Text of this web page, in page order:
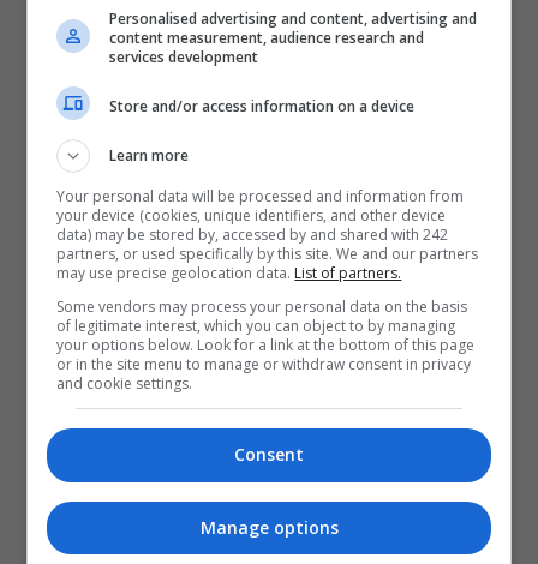
Personalised advertising and content, advertising and
content measurement, audience research and
services development
Store and/or access information on a device
Learn more
Your personal data will be processed and information from
your device (cookies, unique identifiers, and other device
data) may be stored by, accessed by and shared with 242
partners, or used specifically by this site. We and our partners
may use precise geolocation data. List of partners.
Some vendors may process your personal data on the basis
of legitimate interest, which you can object to by managing
your options below. Look for a link at the bottom of this page
or in the site menu to manage or withdraw consent in privacy
and cookie settings.
Consent
Manage options